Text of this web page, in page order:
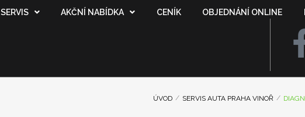
SERVIS AKČNÍ NABÍDKA CENÍK OBJEDNÁNÍ ONLINE
ÚVOD / SERVIS AUTA PRAHA VINOŘ /